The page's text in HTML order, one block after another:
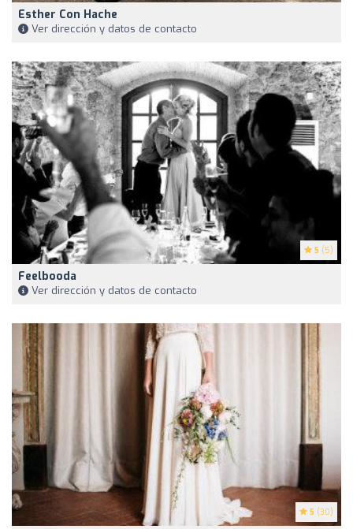
Esther Con Hache
Ver dirección y datos de contacto
5 (5)
Feelbooda
Ver dirección y datos de contacto
5 (30)